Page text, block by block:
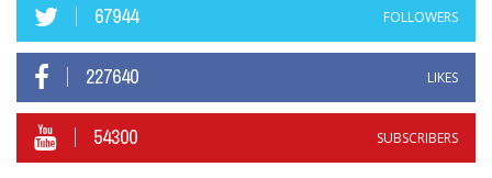
67944 FOLLOWERS
227640 LIKES
54300 SUBSCRIBERS